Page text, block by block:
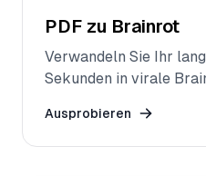
PDF zu Brainrot
Verwandeln Sie Ihr
Sekunden in virale
Ausprobieren